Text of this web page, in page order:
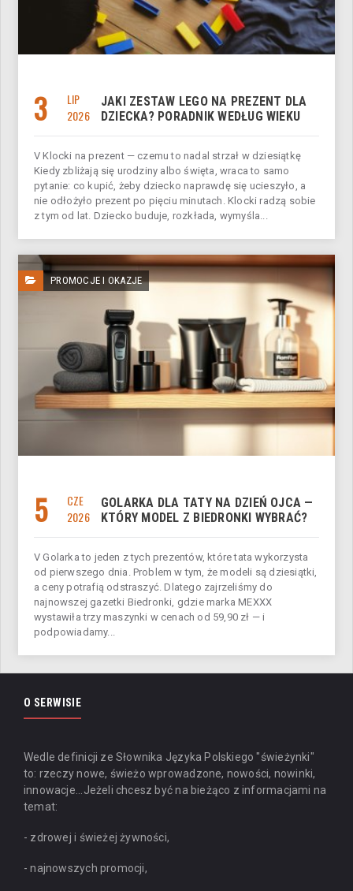
3
LIP
2026
JAKI ZESTAW LEGO NA PREZENT DLA
DZIECKA? PORADNIK WEDŁUG WIEKU
V Klocki na prezent — czemu to nadal strzał w dziesiątkę
Kiedy zbliżają się urodziny albo święta, wraca to samo
pytanie: co kupić, żeby dziecko naprawdę się ucieszyło, a
nie odłożyło prezent po pięciu minutach. Klocki radzą sobie
z tym od lat. Dziecko buduje, rozkłada, wymyśla...
PROMOCJE I OKAZJE
5
CZE
2026
GOLARKA DLA TATY NA DZIEŃ OJCA —
KTÓRY MODEL Z BIEDRONKI WYBRAĆ?
V Golarka to jeden z tych prezentów, które tata wykorzysta
od pierwszego dnia. Problem w tym, że modeli są dziesiątki,
a ceny potrafią odstraszyć. Dlatego zajrzeliśmy do
najnowszej gazetki Biedronki, gdzie marka MEXXX
wystawiła trzy maszynki w cenach od 59,90 zł — i
podpowiadamy...
O SERWISIE
Wedle definicji ze Słownika Języka Polskiego "świeżynki"
to: rzeczy nowe, świeżo wprowadzone, nowości, nowinki,
innowacje... Jeżeli chcesz być na bieżąco z informacjami na
temat:
- zdrowej i świeżej żywności,
- najnowszych promocji,